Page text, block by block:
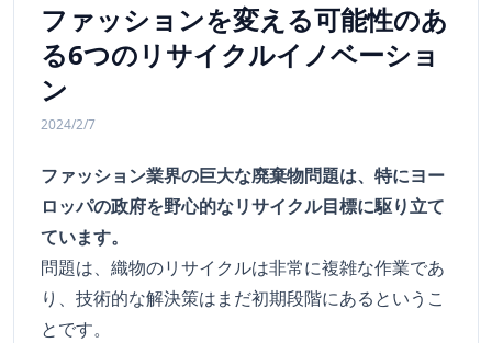
ファッションを変える可能性のあ
る6つのリサイクルイノベーショ
ン
2024/2/7
ファッション業界の巨大な廃棄物問題は、特にヨー
ロッパの政府を野心的なリサイクル目標に駆り立て
ています。
問題は、織物のリサイクルは非常に複雑な作業であ
り、技術的な解決策はまだ初期段階にあるというこ
とです。